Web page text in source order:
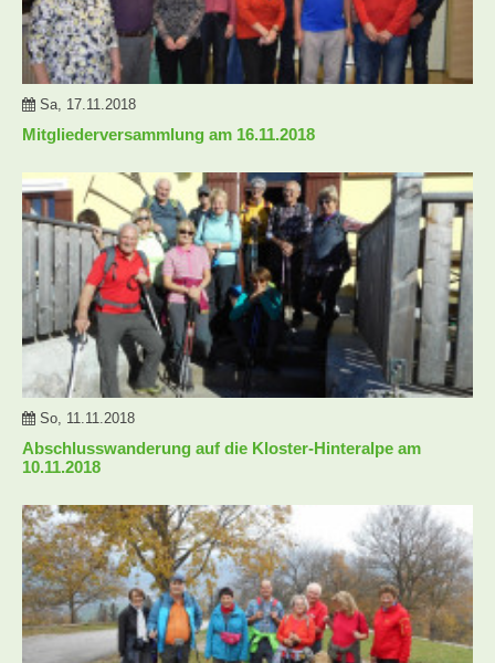
Sa, 17.11.2018
Mitgliederversammlung am 16.11.2018
So, 11.11.2018
Abschlusswanderung auf die Kloster-Hinteralpe am
10.11.2018